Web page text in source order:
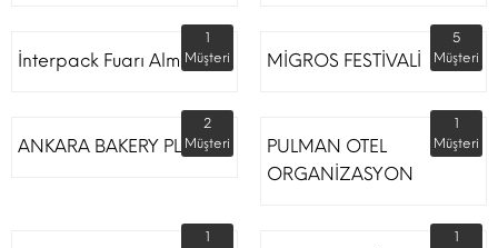
İnterpack Fuarı Almanya
1
Müşteri
MİGROS FESTİVALİ
5
Müşteri
ANKARA BAKERY PLUS
2
Müşteri
PULMAN OTEL
ORGANİZASYON
1
Müşteri
1
1